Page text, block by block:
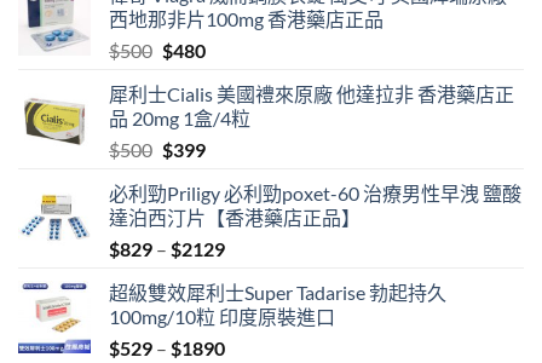
西地那非片100mg 香港藥店正品
$500 Original
was:
$500.
$480Current
is:
$480.
犀利士Cialis 美國禮來原廠 他達拉非 香港藥店正
品 20mg 1盒/4粒
$500 Original
was:
$500.
$399Current
is:
$399.
必利勁Priligy 必利勁poxet-60 治療男性早洩 鹽酸
達泊西汀片【香港藥店正品】
$829 – $2129Price
$829
through
$2129
超級雙效犀利士Super Tadarise 勃起持久
100mg/10粒 印度原裝進口
$529 – $1890Price